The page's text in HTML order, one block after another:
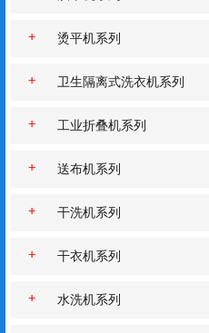
烫平机系列
卫生隔离式洗衣机系列
工业折叠机系列
送布机系列
干洗机系列
干衣机系列
水洗机系列